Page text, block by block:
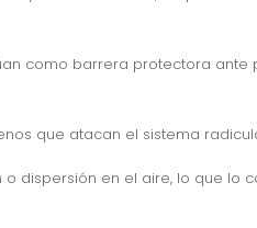
como barrera protectora
que atacan el sistema
dispersión en el aire, lo que lo